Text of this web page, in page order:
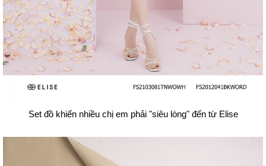
Set đồ khiến nhiều chị em phải "siêu lòng" đến từ Elise